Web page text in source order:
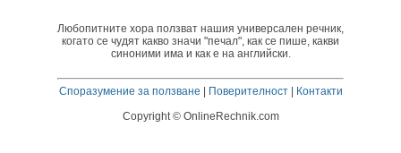
Любопитните хора ползват нашия универсален речник,
когато се чудят какво значи "печал", как се пише, какви
синоними има и как е на английски.
Споразумение за ползване Поверителност|
Контакти
Copyright © OnlineRechnik.com